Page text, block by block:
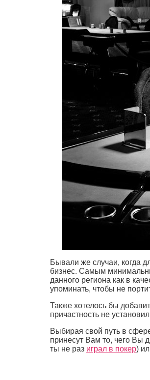
Бывали же случаи, когда
бизнес. Самым
данного региона как в
упоминать, чтобы не
Также хотелось бы
причастность не
Выбирая свой путь в
принесут Вам то, чего Вы
ты не раз играл в покер)